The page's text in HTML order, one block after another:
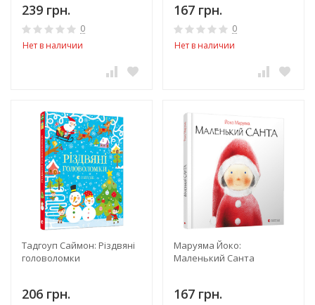
239 грн.
0
Нет в наличии
167 грн.
0
Нет в наличии
Тадгоуп Саймон: Різдвяні
головоломки
206 грн.
Маруяма Йоко:
Маленький Санта
167 грн.